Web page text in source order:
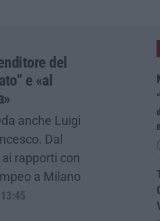
del
e «al
anche Luigi
Dal
rapporti con
a Milano